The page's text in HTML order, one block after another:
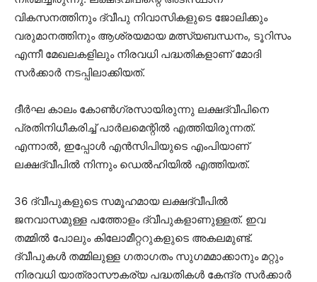
വികസനത്തിനും ദ്വീപു നിവാസികളുടെ ജോലിക്കും
വരുമാനത്തിനും ആശ്രയമായ മത്സ്യബന്ധനം, ടൂറിസം
എന്നീ മേഖലകളിലും നിരവധി പദ്ധതികളാണ് മോദി
സര്‍ക്കാര്‍ നടപ്പിലാക്കിയത്.
ദീര്‍ഘ കാലം കോണ്‍ഗ്രസായിരുന്നു ലക്ഷദ്വീപിനെ
പ്രതിനിധീകരിച്ച് പാര്‍ലമെന്റില്‍ എത്തിയിരുന്നത്.
എന്നാല്‍, ഇപ്പോള്‍ എന്‍സിപിയുടെ എംപിയാണ്
ലക്ഷദ്വീപില്‍ നിന്നും ഡെല്‍ഹിയില്‍ എത്തിയത്.
36 ദ്വീപുകളുടെ സമൂഹമായ ലക്ഷദ്വീപില്‍
ജനവാസമുള്ള പത്തോളം ദ്വീപുകളാണുള്ളത്. ഇവ
തമ്മില്‍ പോലും കിലോമീറ്ററുകളുടെ അകലമുണ്ട്.
ദ്വീപുകള്‍ തമ്മിലുള്ള ഗതാഗതം സുഗമമാക്കാനും മറ്റും
നിരവധി യാത്രാസൗകര്യ പദ്ധതികള്‍ കേന്ദ്ര സര്‍ക്കാര്‍